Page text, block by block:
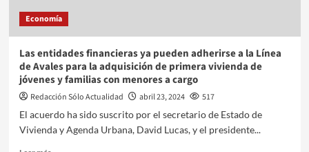
Economía
Las entidades financieras ya pueden adherirse a la Línea
de Avales para la adquisición de primera vivienda de
jóvenes y familias con menores a cargo
Redacción Sólo Actualidad abril 23, 2024
517
El acuerdo ha sido suscrito por el secretario de Estado de
Vivienda y Agenda Urbana, David Lucas, y el presidente...